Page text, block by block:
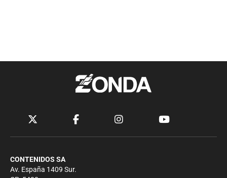
CONTENIDOS SA
Av. España 1409 Sur.